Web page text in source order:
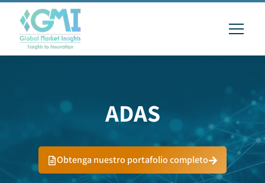
ADAS
Obtenga nuestro portafolio completo